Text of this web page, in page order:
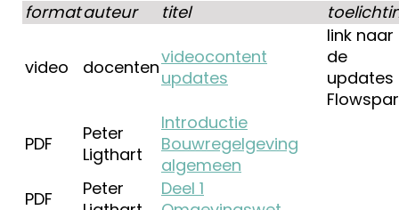
formatauteur titel
video docentenvideocontent
updates
link naar
de
updates
PDF
Peter
Ligthart
Introductie
Bouwregelgeving
algemeen
PDF
Peter
Deel 1